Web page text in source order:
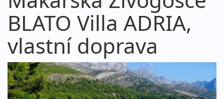
BLATO Villa ADRIA,
vlastní doprava